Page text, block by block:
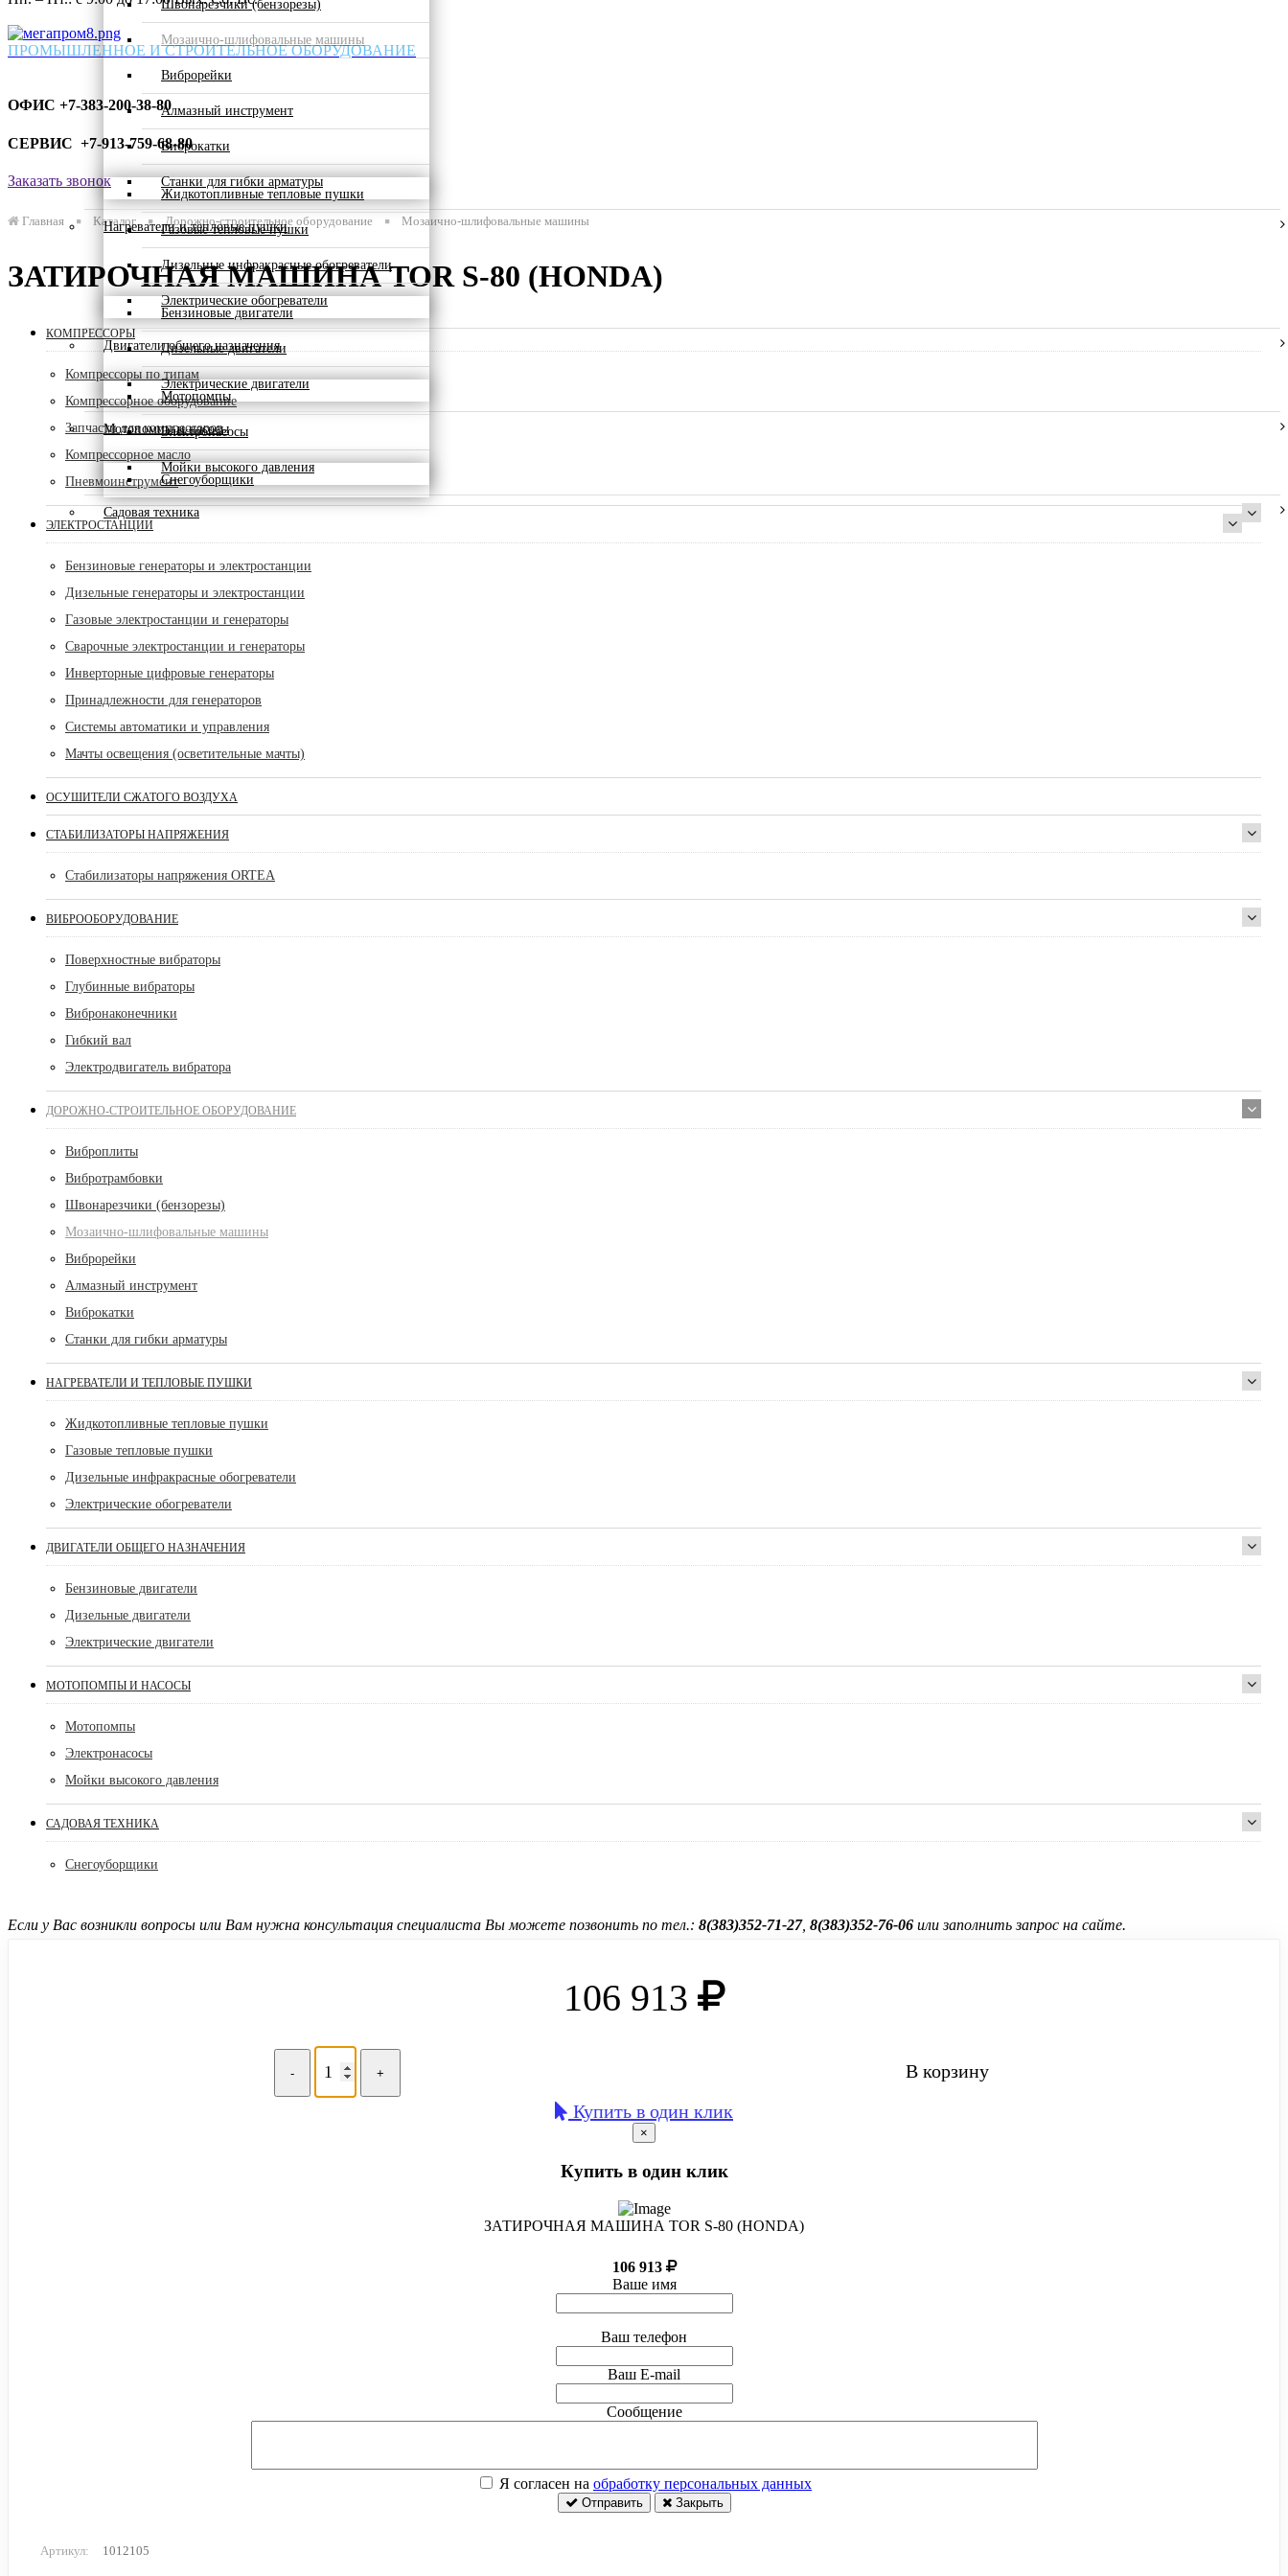
Швонарезчики (бензорезы)
Мозаично-шлифовальные машины
Виброрейки
Алмазный инструмент
Виброкатки
Станки для гибки арматуры
Нагреватели и тепловые пушки
Жидкотопливные тепловые пушки
Газовые тепловые пушки
Дизельные инфракрасные обогреватели
Электрические обогреватели
Двигатели общего назначения
Бензиновые двигатели
Дизельные двигатели
Электрические двигатели
Мотопомпы и насосы
Мотопомпы
Электронасосы
Мойки высокого давления
Садовая техника
Снегоуборщики
ПРОМЫШЛЕННОЕ И СТРОИТЕЛЬНОЕ ОБОРУДОВАНИЕ
ОФИС +7-383-200-38-80
СЕРВИС +7-913-759-68-80
Заказать звонок
Главная Каталог Дорожно-строительное оборудование Мозаично-шлифовальные машины
ЗАТИРОЧНАЯ МАШИНА TOR S-80 (HONDA)
КОМПРЕССОРЫ
Компрессоры по типам
Компрессорное оборудование
Запчасти для компрессоров
Компрессорное масло
Пневмоинструмент
ЭЛЕКТРОСТАНЦИИ
Бензиновые генераторы и электростанции
Дизельные генераторы и электростанции
Газовые электростанции и генераторы
Сварочные электростанции и генераторы
Инверторные цифровые генераторы
Принадлежности для генераторов
Системы автоматики и управления
Мачты освещения (осветительные мачты)
ОСУШИТЕЛИ СЖАТОГО ВОЗДУХА
CТАБИЛИЗАТОРЫ НАПРЯЖЕНИЯ
Стабилизаторы напряжения ORTEA
ВИБРООБОРУДОВАНИЕ
Поверхностные вибраторы
Глубинные вибраторы
Вибронаконечники
Гибкий вал
Электродвигатель вибратора
ДОРОЖНО-СТРОИТЕЛЬНОЕ ОБОРУДОВАНИЕ
Виброплиты
Вибротрамбовки
Швонарезчики (бензорезы)
Мозаично-шлифовальные машины
Виброрейки
Алмазный инструмент
Виброкатки
Станки для гибки арматуры
НАГРЕВАТЕЛИ И ТЕПЛОВЫЕ ПУШКИ
Жидкотопливные тепловые пушки
Газовые тепловые пушки
Дизельные инфракрасные обогреватели
Электрические обогреватели
ДВИГАТЕЛИ ОБЩЕГО НАЗНАЧЕНИЯ
Бензиновые двигатели
Дизельные двигатели
Электрические двигатели
МОТОПОМПЫ И НАСОСЫ
Мотопомпы
Электронасосы
Мойки высокого давления
САДОВАЯ ТЕХНИКА
Снегоуборщики
Если у Вас возникли вопросы или Вам нужна консультация специалиста Вы можете позвонить по тел.: 8(383)352-71-27, 8(383)352-76-06 или заполнить запрос на сайте.
106 913
- +
В корзину
Купить в один клик
×
Купить в один клик
ЗАТИРОЧНАЯ МАШИНА TOR S-80 (HONDA)
106 913
Ваше имя
Ваш телефон
Ваш E-mail
Сообщение
Я согласен на обработку персональных данных
Отправить Закрыть
Артикул: 1012105